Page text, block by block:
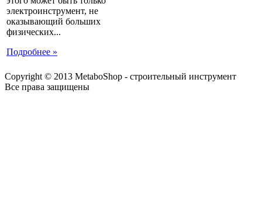
электроинструмент, не
оказывающий больших
физических...
Подробнее »
Copyright © 2013 MetaboShop - строительный инструмент
Все права защищены